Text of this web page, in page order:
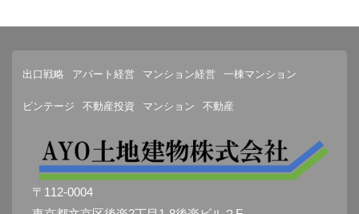
出口戦略 アパート経営 マンション経営 一棟マンション
ビンテージ 不動産投資 マンション 不動産
〒112-0004